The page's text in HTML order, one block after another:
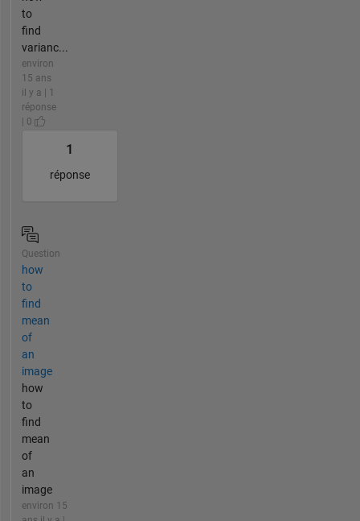
to
find
varianc...
environ
15 ans
il y a | 1
réponse
| 0
1
réponse
Question
how
to
find
mean
of
an
image
how
to
find
mean
of
an
image
environ 15